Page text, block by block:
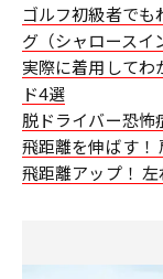
ゴルフ初級者でも
グ（シャロースイ
実際に着用してわ
ド4選
脱ドライバー恐怖
飛距離を伸ばす！
飛距離アップ！